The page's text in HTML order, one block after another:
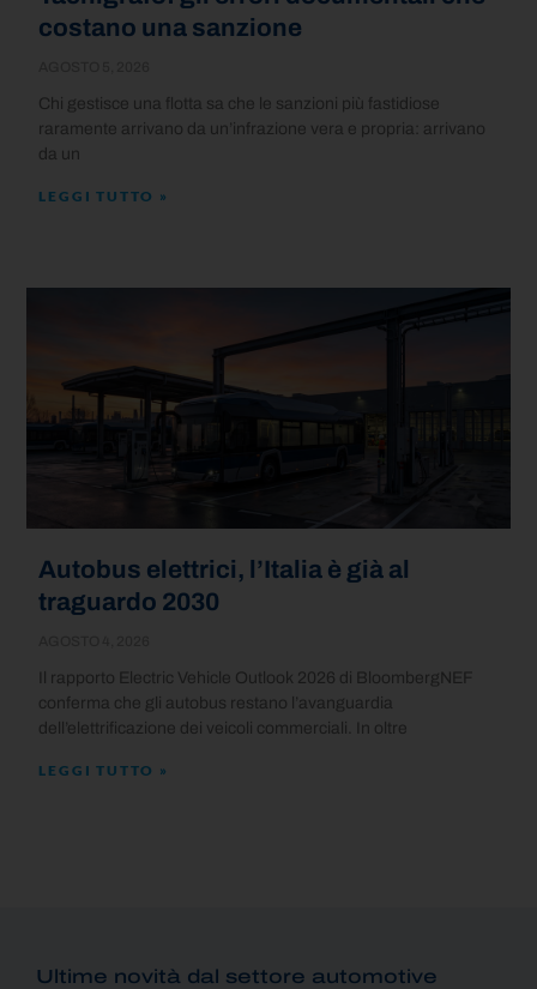
costano una sanzione
Chi gestisce una flotta sa che le sanzioni più fastidiose
raramente arrivano da un’infrazione vera e propria: arrivano
da un
LEGGI TUTTO »
Autobus elettrici, l’Italia è già al
traguardo 2030
Il rapporto Electric Vehicle Outlook 2026 di BloombergNEF
conferma che gli autobus restano l’avanguardia
dell’elettrificazione dei veicoli commerciali. In oltre
LEGGI TUTTO »
Ultime novità dal settore automotive